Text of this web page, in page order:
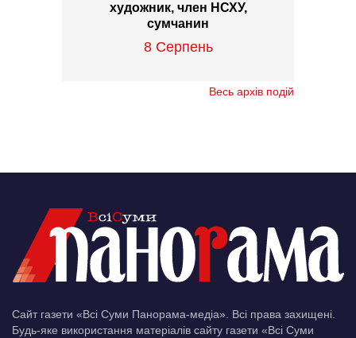
художник, член НСХУ,
сумчанин
8 Серпень
Весь архів подій
Сайт газети «Всі Суми Панорама-медіа». Всі права захищені.
Будь-яке використання матеріалів сайту газети «Всі Суми